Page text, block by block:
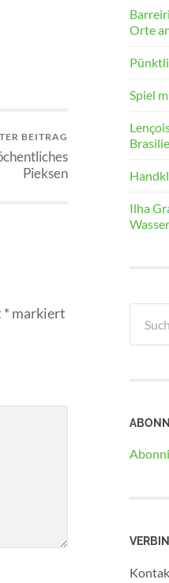
BEITRAG
Pieksen
* markiert
Orte
Spiel
Ilha
nach: